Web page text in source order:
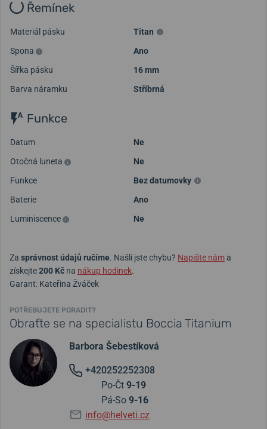
Řemínek
Materiál pásku
Titan
Spona
Ano
Šířka pásku
16 mm
Barva náramku
Stříbrná
Funkce
Datum
Ne
Otočná luneta
Ne
Funkce
Bez datumovky
Baterie
Ano
Luminiscence
Ne
Za správnost údajů ručíme. Našli jste chybu? Napište náma
získejte200 Kč na nákup hodinek.
Garant: Kateřina Žváček
POTŘEBUJETE PORADIT?
Obraťte se na specialistu Boccia Titanium
Barbora Šebestíková
+420252252308
Po-Čt 9-19
Pá-So 9-16
info@helveti.cz